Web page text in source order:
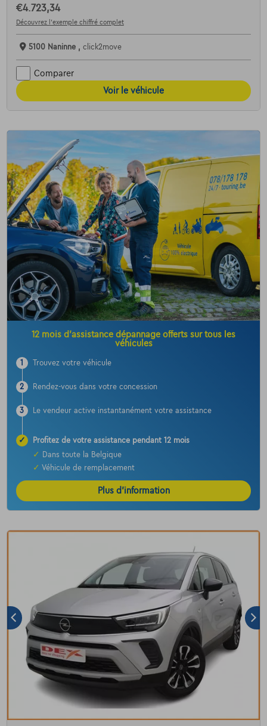
€4.723,34
Découvrez l’exemple chiffré complet
5100 Naninne , click2move
Comparer
Voir le véhicule
12 mois d’assistance dépannage offerts sur tous les
véhicules
1 Trouvez votre véhicule
2 Rendez-vous dans votre concession
3 Le vendeur active instantanément votre assistance
✓
Profitez de votre assistance pendant 12 mois
✓
Dans toute la Belgique
✓ Véhicule de remplacement
Plus d’information